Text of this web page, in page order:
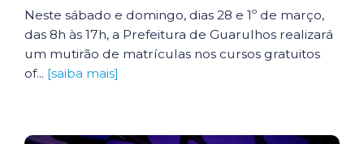
Neste sábado e domingo, dias 28 e 1º de março,
das 8h às 17h, a Prefeitura de Guarulhos realizará
um mutirão de matrículas nos cursos gratuitos
of... [saiba mais]